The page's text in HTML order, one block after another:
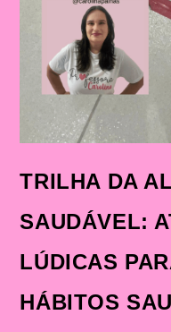
TRILHA DA
SAUDÁVEL:
LÚDICAS
HÁBITOS